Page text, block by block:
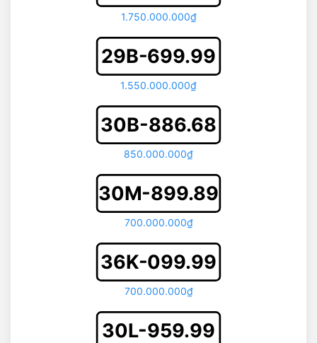
1.750.000.000₫
29B-699.99
1.550.000.000₫
30B-886.68
850.000.000₫
30M-899.89
700.000.000₫
36K-099.99
700.000.000₫
30L-959.99